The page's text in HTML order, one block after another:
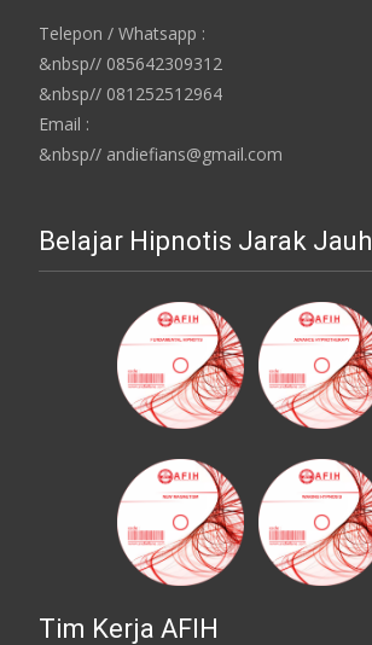
Telepon / Whatsapp :
&nbsp// 085642309312
&nbsp// 081252512964
Email :
&nbsp// andiefians@gmail.com
Belajar Hipnotis Jarak Jauh
Tim Kerja AFIH